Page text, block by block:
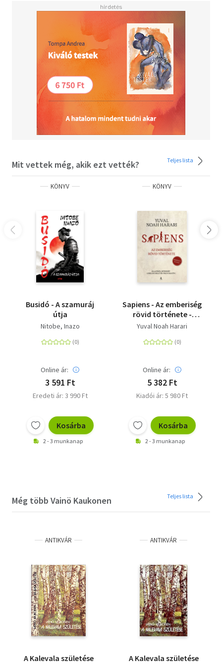
illusztrálják. Ismertető/ízelítő: "Belelapozás".
Mit vettek még, akik ezt vették? Teljes lista
KÖNYV
Busidó - A szamuráj
útja
Nitobe, Inazo
Online ár:
3 591 Ft
Eredeti ár: 3 990 Ft
Kosárba
2 - 3 munkanap
KÖNYV
Sapiens - Az emberiség
rövid története -
Frissített kiadás
Yuval Noah Harari
Online ár:
5 382 Ft
Kiadói ár: 5 980 Ft
Kosárba
2 - 3 munkanap
Még több Vainö Kaukonen Teljes lista
ANTIKVÁR
A Kalevala születése
ANTIKVÁR
A Kalevala születése